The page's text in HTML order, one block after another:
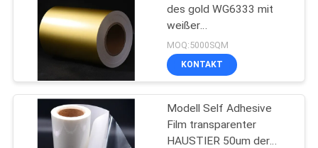
Super starkes
klebendes Kleber-
Aufkleber-Material
des gold WG6333 mit
weißer
Pergaminzwischenlage
MOQ:5000SQM
KONTAKT
Modell Self Adhesive
Film transparenter
HAUSTIER 50um der